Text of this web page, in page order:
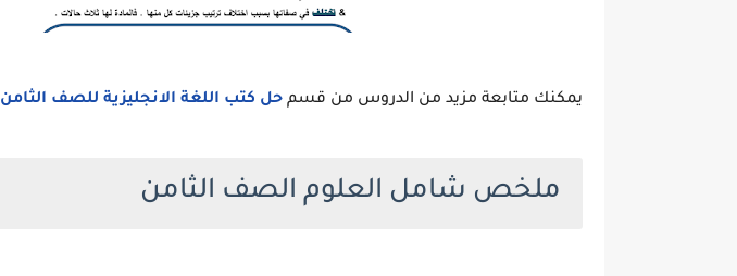
يمكنك متابعة مزيد من الدروس من قسم حل كتب اللغة الانجليزية للصف الثامن
ملخص شامل العلوم الصف الثامن